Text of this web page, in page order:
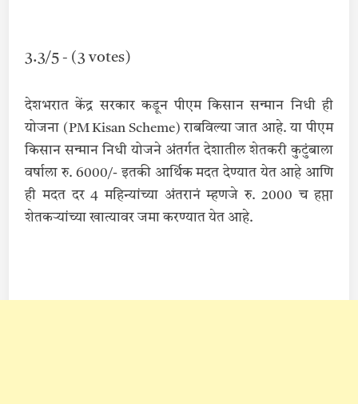
3.3/5 - (3 votes)
देशभरात केंद्र सरकार कडून पीएम किसान सन्मान निधी ही
योजना (PM Kisan Scheme) राबविल्या जात आहे. या पीएम
किसान सन्मान निधी योजने अंतर्गत देशातील शेतकरी कुटुंबाला
वर्षाला रु. 6000/- इतकी आर्थिक मदत देण्यात येत आहे आणि
ही मदत दर 4 महिन्यांच्या अंतरानं म्हणजे रु. 2000 च हप्ता
शेतकऱ्यांच्या खात्यावर जमा करण्यात येत आहे.